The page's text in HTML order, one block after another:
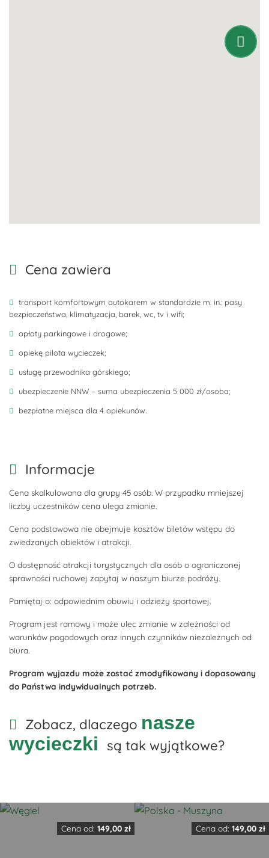
Cena zawiera
transport komfortowym autokarem w standardzie m. in.: pasy
bezpieczeństwa, klimatyzacja, barek, wc, tv i wifi;
opłaty parkingowe i drogowe;
opiekę pilota wycieczek;
usługę przewodnika górskiego;
ubezpieczenie NNW – suma ubezpieczenia 5 000 zł/osoba;
bezpłatne miejsca dla 4 opiekunów.
Informacje
Cena skalkulowana dla grupy 45 osób. W przypadku mniejszej
liczby uczestników cena ulega zmianie.
Cena podstawowa nie obejmuje kosztów biletów wstępu do
zwiedzanych obiektów i atrakcji.
O dostępność atrakcji turystycznych dla osób o ograniczonej
sprawności ruchowej zapytaj w naszym biurze podróży.
Pamiętaj o: odpowiednim obuwiu i odzieży sportowej.
Program jest ramowy i może ulec zmianie w zależności od
warunków pogodowych oraz innych czynników niezależnych od
biura.
Program wyjazdu może zostać zmodyfikowany i dopasowany
do Państwa indywidualnych potrzeb.
Zobacz, dlaczego nasze
wycieczki
są tak wyjątkowe?
Cena od: 149,00 zł Cena od: 149,00 zł